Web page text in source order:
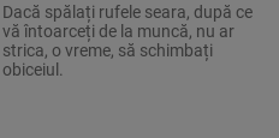
Dacă spălați rufele seara, după ce
vă întoarceți de la muncă, nu ar
strica, o vreme, să schimbați
obiceiul.